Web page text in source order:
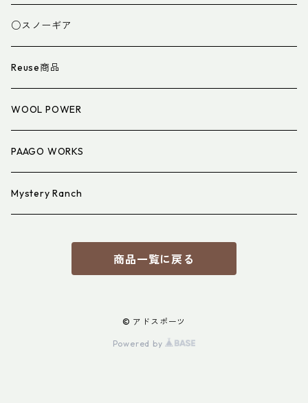
スパッツ・ゲイター
衣類小物
アイウェア
マット
寝具小物
○スノーギア
Reuse商品
WOOL POWER
PAAGO WORKS
Mystery Ranch
商品一覧に戻る
© アドスポーツ
Powered by